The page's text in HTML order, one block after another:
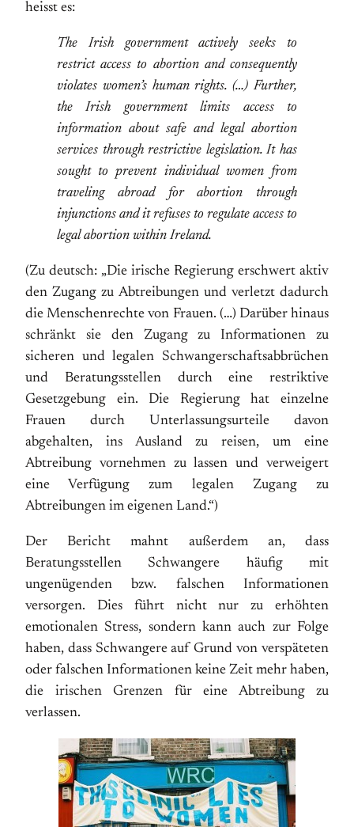
heisst es:
The Irish government actively seeks to
restrict access to abortion and consequently
violates women’s human rights. (…) Further,
the Irish government limits access to
information about safe and legal abortion
services through restrictive legislation. It has
sought to prevent individual women from
traveling abroad for abortion through
injunctions and it refuses to regulate access to
legal abortion within Ireland.
(Zu deutsch: „Die irische Regierung erschwert aktiv
den Zugang zu Abtreibungen und verletzt dadurch
die Menschenrechte von Frauen. (…) Darüber hinaus
schränkt sie den Zugang zu Informationen zu
sicheren und legalen Schwangerschaftsabbrüchen
und Beratungsstellen durch eine restriktive
Gesetzgebung ein. Die Regierung hat einzelne
Frauen durch Unterlassungsurteile davon
abgehalten, ins Ausland zu reisen, um eine
Abtreibung vornehmen zu lassen und verweigert
eine Verfügung zum legalen Zugang zu
Abtreibungen im eigenen Land.“)
Der Bericht mahnt außerdem an, dass
Beratungsstellen Schwangere häufig mit
ungenügenden bzw. falschen Informationen
versorgen. Dies führt nicht nur zu erhöhten
emotionalen Stress, sondern kann auch zur Folge
haben, dass Schwangere auf Grund von verspäteten
oder falschen Informationen keine Zeit mehr haben,
die irischen Grenzen für eine Abtreibung zu
verlassen.